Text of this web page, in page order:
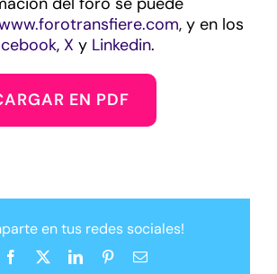
, y en los
, X y Linkedin.
EN PDF
en tus redes sociales!
Facebook LinkedInPinterestCorreo